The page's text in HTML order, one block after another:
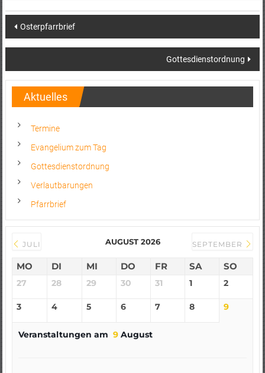
Post
navigation
Osterpfarrbrief
Gottesdienstordnung
Aktuelles
Termine
Evangelium zum Tag
Gottesdienstordnung
Verlautbarungen
Pfarrbrief
JULI AUGUST 2026 SEPTEMBER
MO DI MI DO FR SA SO
27 28 29 30 31 1 2
3 4 5 6 7 8 9
Veranstaltungen am 9August